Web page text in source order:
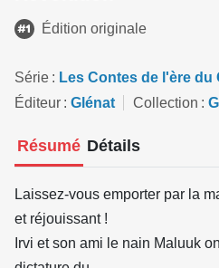
Édition originale
Série
Les Contes de l'ère du
Éditeur
Glénat Collection
Résumé Détails
Laissez-vous emporter par la
et réjouissant !
Irvi et son ami le nain Maluuk